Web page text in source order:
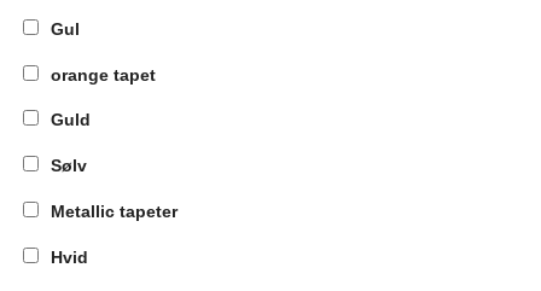
Gul
orange tapet
Guld
Sølv
Metallic tapeter
Hvid